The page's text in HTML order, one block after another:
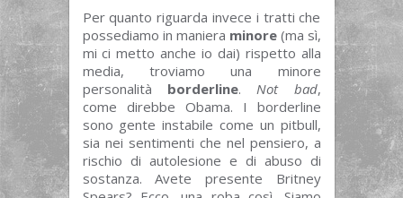
Per quanto riguarda invece i tratti che
possediamo in maniera minore(ma sì,
mi ci metto anche io dai) rispetto alla
media, troviamo una minore
personalità borderline.Not bad,
come direbbe Obama. I borderline
sono gente instabile come un pitbull,
sia nei sentimenti che nel pensiero, a
rischio di autolesione e di abuso di
sostanza. Avete presente Britney